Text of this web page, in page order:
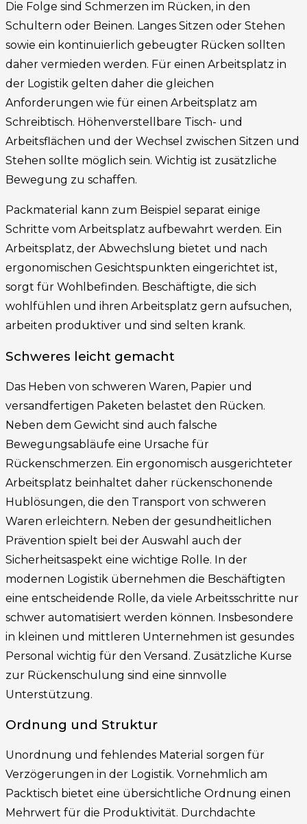
Die Folge sind Schmerzen im Rücken, in den
Schultern oder Beinen. Langes Sitzen oder Stehen
sowie ein kontinuierlich gebeugter Rücken sollten
daher vermieden werden. Für einen Arbeitsplatz in
der Logistik gelten daher die gleichen
Anforderungen wie für einen Arbeitsplatz am
Schreibtisch. Höhenverstellbare Tisch- und
Arbeitsflächen und der Wechsel zwischen Sitzen und
Stehen sollte möglich sein. Wichtig ist zusätzliche
Bewegung zu schaffen.
Packmaterial kann zum Beispiel separat einige
Schritte vom Arbeitsplatz aufbewahrt werden. Ein
Arbeitsplatz, der Abwechslung bietet und nach
ergonomischen Gesichtspunkten eingerichtet ist,
sorgt für Wohlbefinden. Beschäftigte, die sich
wohlfühlen und ihren Arbeitsplatz gern aufsuchen,
arbeiten produktiver und sind selten krank.
Schweres leicht gemacht
Das Heben von schweren Waren, Papier und
versandfertigen Paketen belastet den Rücken.
Neben dem Gewicht sind auch falsche
Bewegungsabläufe eine Ursache für
Rückenschmerzen. Ein ergonomisch ausgerichteter
Arbeitsplatz beinhaltet daher rückenschonende
Hublösungen, die den Transport von schweren
Waren erleichtern. Neben der gesundheitlichen
Prävention spielt bei der Auswahl auch der
Sicherheitsaspekt eine wichtige Rolle. In der
modernen Logistik übernehmen die Beschäftigten
eine entscheidende Rolle, da viele Arbeitsschritte nur
schwer automatisiert werden können. Insbesondere
in kleinen und mittleren Unternehmen ist gesundes
Personal wichtig für den Versand. Zusätzliche Kurse
zur Rückenschulung sind eine sinnvolle
Unterstützung.
Ordnung und Struktur
Unordnung und fehlendes Material sorgen für
Verzögerungen in der Logistik. Vornehmlich am
Packtisch bietet eine übersichtliche Ordnung einen
Mehrwert für die Produktivität. Durchdachte